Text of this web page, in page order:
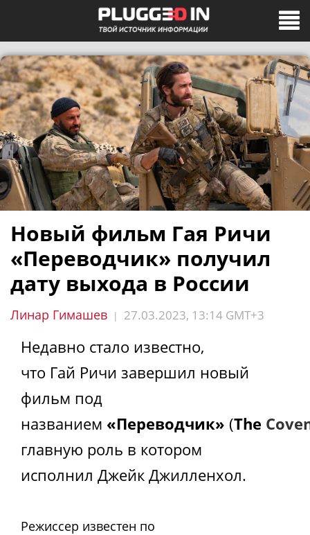
Новый фильм Гая Ричи
«Переводчик» получил
дату выхода в России
Линар Гимашев | 27.03.2023, 13:14 GMT+3
Недавно стало известно,
что Гай Ричи завершил новый
фильм под
названием «Переводчик» (The
главную роль в котором
исполнил Джейк Джилленхол.
Режиссер известен по